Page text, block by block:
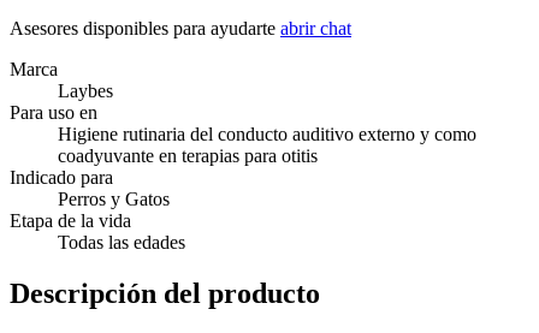
Asesores disponibles para ayudarte abrir chat
Marca
Laybes
Para uso en
Higiene rutinaria del conducto auditivo externo y como
coadyuvante en terapias para otitis
Indicado para
Perros y Gatos
Etapa de la vida
Todas las edades
Descripción del producto